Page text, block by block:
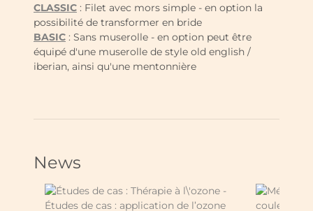
CLASSIC : Filet avec mors simple - en option la
possibilité de transformer en bride
BASIC : Sans muserolle - en option peut être
équipé d'une muserolle de style old english /
iberian, ainsi qu'une mentonnière
News